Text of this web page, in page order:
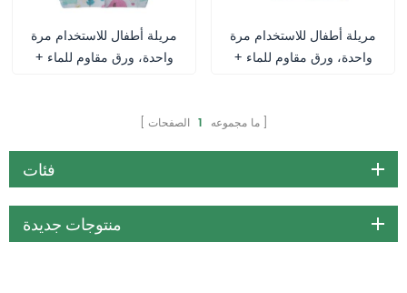
مريلة أطفال للاستخدام مرة
واحدة، ورق مقاوم للماء +
متعددة الألوان للاستخدام
مريلة أطفال للاستخدام مرة
واحدة، ورق مقاوم للماء +
ما مجموعه 1 الصفحات
فئات
منتوجات جديدة